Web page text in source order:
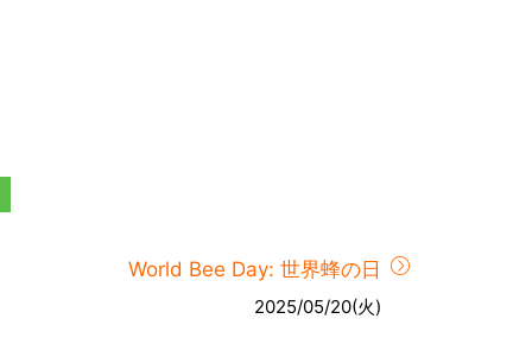
World Bee Day: 世界蜂の日
2025/05/20(火)